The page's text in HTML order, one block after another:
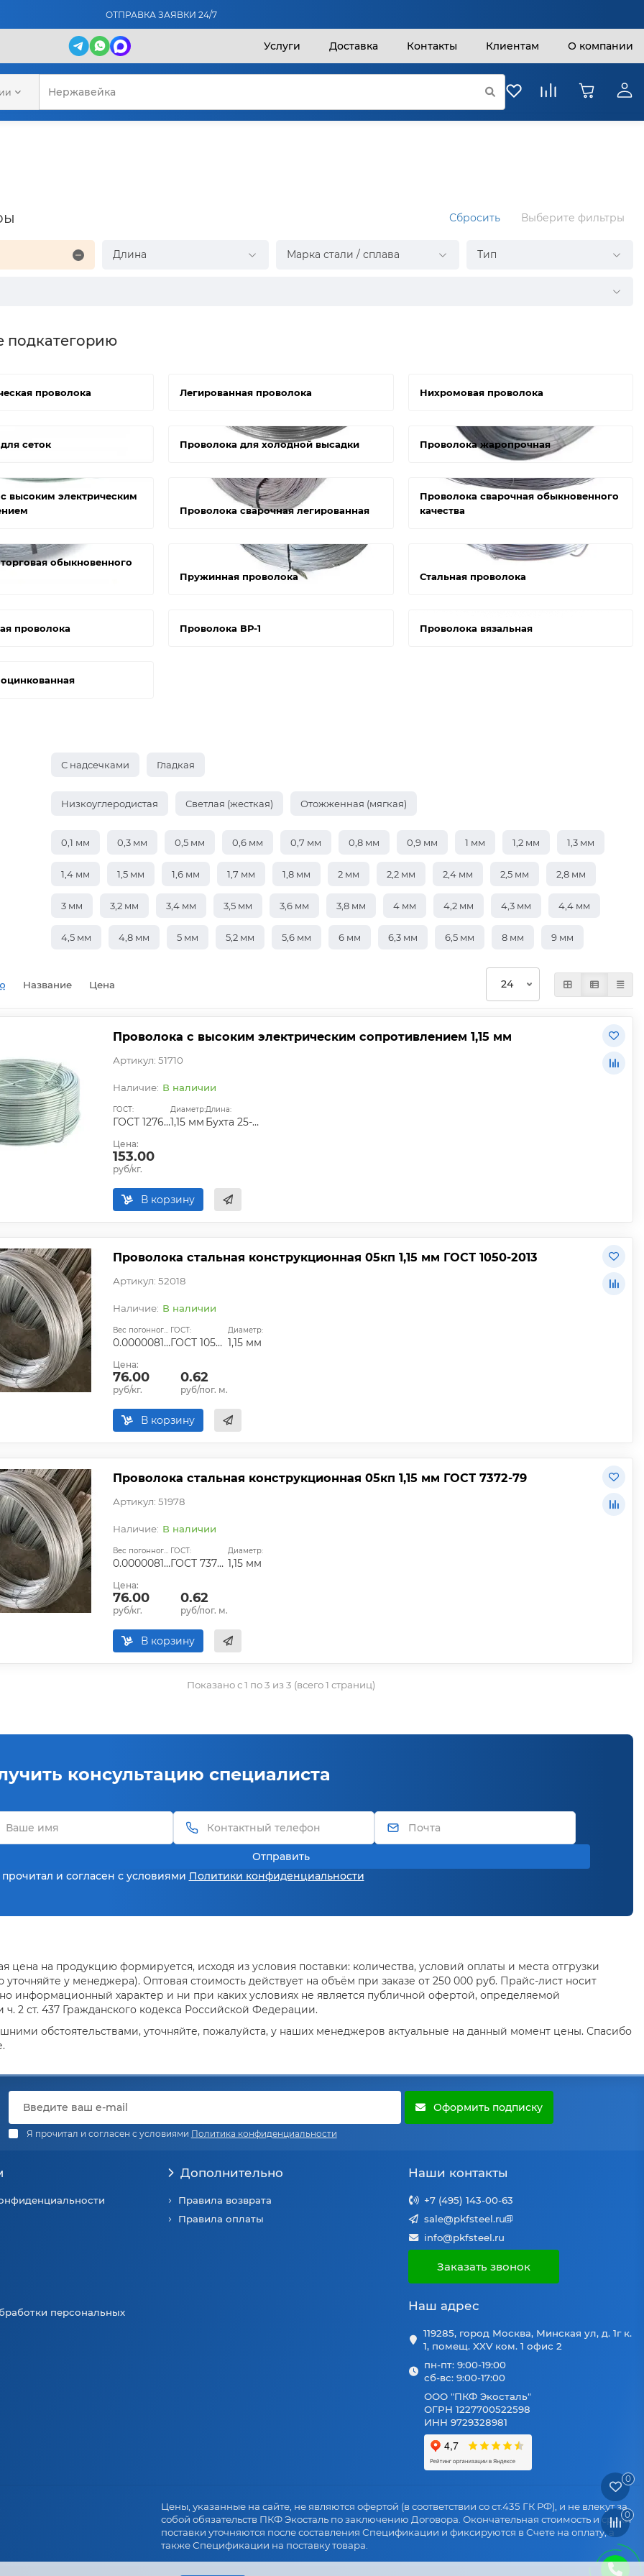
ОТПРАВКА ЗАЯВКИ 24/7
Услуги Доставка Контакты Клиентам О компании
Сбросить Выберите фильтры
Длина Марка стали / сплава Тип
подкатегорию
проволока Легированная проволока Нихромовая проволока
сеток Проволока для холодной высадки Проволока жаропрочная
высоким электрическим
Проволока сварочная легированная
Проволока сварочная обыкновенного
качества
обыкновенного
Пружинная проволока
Стальная проволока
проволока Проволока ВР-1 Проволока вязальная
С надсечками Гладкая
Низкоуглеродистая Светлая (жесткая) Отожженная (мягкая)
0,1 мм 0,3 мм 0,5 мм 0,6 мм 0,7 мм 0,8 мм 0,9 мм 1 мм 1,2 мм 1,3 мм
1,4 мм 1,5 мм 1,6 мм 1,7 мм 1,8 мм 2 мм 2,2 мм 2,4 мм 2,5 мм 2,8 мм
3 мм 3,2 мм 3,4 мм 3,5 мм 3,6 мм 3,8 мм 4 мм 4,2 мм 4,3 мм 4,4 мм
4,5 мм 4,8 мм 5 мм 5,2 мм 5,6 мм 6 мм 6,3 мм 6,5 мм 8 мм 9 мм
Название Цена
Проволока с высоким электрическим сопротивлением 1,15 мм
Артикул: 51710
В наличии
ГОСТ:
ГОСТ 12766.1-90
Диаметр:
1,15 мм
Длина:
Бухта 25-50 кг
Цена:
153.00
руб/кг.
В корзину
Проволока стальная конструкционная 05кп 1,15 мм ГОСТ 1050-2013
Артикул: 52018
В наличии
Вес погонного метра, т.:
0.0000081532125
ГОСТ:
ГОСТ 1050-2013
Диаметр:
1,15 мм
Цена:
76.00
руб/кг.
0.62
руб/пог. м.
В корзину
Проволока стальная конструкционная 05кп 1,15 мм ГОСТ 7372-79
Артикул: 51978
В наличии
Вес погонного метра, т.:
0.0000081532125
ГОСТ:
ГОСТ 7372-79
Диаметр:
1,15 мм
Цена:
76.00
руб/кг.
0.62
руб/пог. м.
В корзину
Показано с 1 по 3 из 3 (всего 1 страниц)
консультацию специалиста
Отправить
и согласен с условиями Политики конфиденциальности
цена на продукцию формируется, исходя из условия поставки: количества, условий оплаты и места отгрузки
у менеджера). Оптовая стоимость действует на объём при заказе от 250 000 руб. Прайс-лист носит
информационный характер и ни при каких условиях не является публичной офертой, определяемой
2 ст. 437 Гражданского кодекса Российской Федерации.
обстоятельствами, уточняйте, пожалуйста, у наших менеджеров актуальные на данный момент цены. Спасибо
Оформить подписку
Я прочитал и согласен с условиями Политика конфиденциальности
персональных
Дополнительно
Правила возврата
Правила оплаты
Наши контакты
+7 (495) 143-00-63
sale@pkfsteel.ru
info@pkfsteel.ru
Заказать звонок
Наш адрес
119285, город Москва, Минская ул, д. 1г к.
1, помещ. XXV ком. 1 офис 2
пн-пт: 9:00-19:00
сб-вс: 9:00-17:00
ООО "ПКФ Экосталь"
ОГРН 1227700522598
ИНН 9729328981
Цены, указанные на сайте, не являются офертой (в соответствии со ст.435 ГК РФ), и не влекут за
собой обязательств ПКФ Экосталь по заключению Договора. Окончательная стоимость и сроки
поставки уточняются после составления Спецификации и фиксируются в Счете на оплату, а
также Спецификации на поставку товара.
0
0